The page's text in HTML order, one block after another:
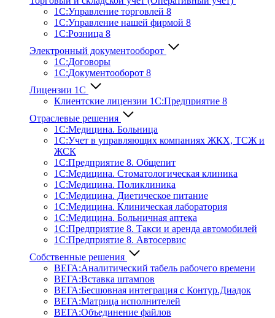
1С:Управление торговлей 8
1С:Управление нашей фирмой 8
1С:Розница 8
Электронный документооборот
1С:Договоры
1С:Документооборот 8
Лицензии 1С
Клиентские лицензии 1С:Предприятие 8
Отраслевые решения
1С:Медицина. Больница
1C:Учет в управляющих компаниях ЖКХ, ТСЖ и
ЖСК
1С:Предприятие 8. Общепит
1С:Медицина. Стоматологическая клиника
1С:Медицина. Поликлиника
1С:Медицина. Диетическое питание
1С:Медицина. Клиническая лаборатория
1С:Медицина. Больничная аптека
1С:Предприятие 8. Такси и аренда автомобилей
1С:Предприятие 8. Автосервис
Собственные решения
ВЕГА:Аналитичес­кий табель рабочего времени
ВЕГА:Вставка штампов
ВЕГА:Бесшовная интеграция с Контур.Диадок
ВЕГА:Матрица исполнителей
ВЕГА:Объединение файлов